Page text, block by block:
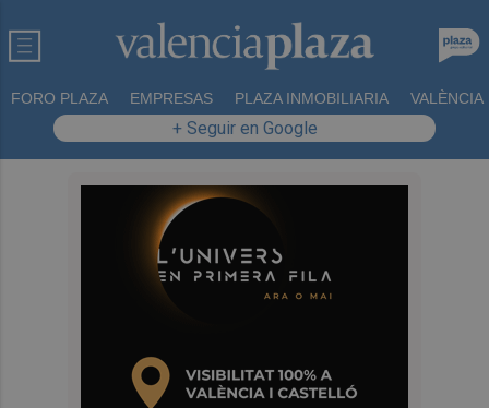
FORO PLAZA EMPRESAS PLAZA INMOBILIARIA VALÈNCIA
+ Seguir en Google